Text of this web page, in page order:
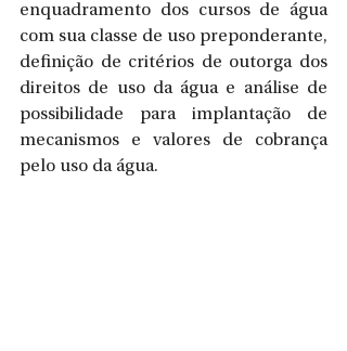
enquadramento dos cursos de água
com sua classe de uso preponderante,
definição de critérios de outorga dos
direitos de uso da água e análise de
possibilidade para implantação de
mecanismos e valores de cobrança
pelo uso da água.